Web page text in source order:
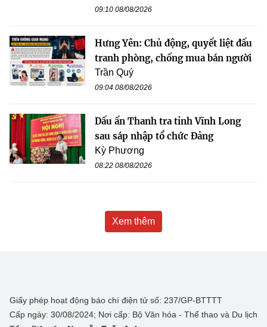
09:10 08/08/2026
Hưng Yên: Chủ động, quyết liệt đấu
tranh phòng, chống mua bán người
Trần Quý
09:04 08/08/2026
Dấu ấn Thanh tra tỉnh Vĩnh Long
sau sáp nhập tổ chức Đảng
Kỳ Phương
08:22 08/08/2026
Xem thêm
Giấy phép hoạt động báo chí điện tử số: 237/GP-BTTTT
Cấp ngày: 30/08/2024; Nơi cấp: Bộ Văn hóa - Thể thao và Du lịch